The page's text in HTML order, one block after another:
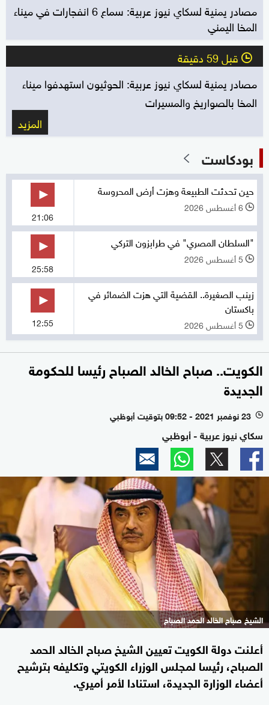
مصادر يمنية لسكاي نيوز عربية: سماع 6 انفجارات في ميناء
المخا اليمني
l قبل 59 دقيقة
مصادر يمنية لسكاي نيوز عربية: الحوثيون استهدفوا ميناء
المخا بالصواريخ والمسيرات
المزيد
بودكاست
حين تحدثت الطبيعة وهزت أرض المحروسة
l 6 أغسطس 2026
21:06
"السلطان المصري" في طرابزون التركي
l 5 أغسطس 2026
25:58
زينب الصغيرة.. القضية التي هزت الضمائر في
باكستان
l 5 أغسطس 2026 12:55
الكويت.. صباح الخالد الصباح رئيسا للحكومة
الجديدة
l 23 نوفمبر 2021 - 09:52 بتوقيت أبوظبي
سكاي نيوز عربية - أبوظبي
الشيخ صباح الخالد الحمد الصباح
أعلنت دولة الكويت تعيين الشيخ صباح الخالد الحمد
الصباح، رئيسا لمجلس الوزراء الكويتي وتكليفه بترشيح
أعضاء الوزارة الجديدة، استنادا لأمر أميري.